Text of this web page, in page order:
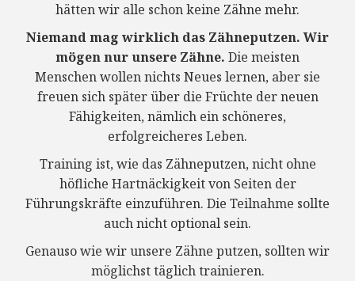
hätten wir alle schon keine Zähne mehr.
Niemand mag wirklich das Zähneputzen. Wir
mögen nur unsere Zähne. Die meisten
Menschen wollen nichts Neues lernen, aber sie
freuen sich später über die Früchte der neuen
Fähigkeiten, nämlich ein schöneres,
erfolgreicheres Leben.
Training ist, wie das Zähneputzen, nicht ohne
höfliche Hartnäckigkeit von Seiten der
Führungskräfte einzuführen. Die Teilnahme sollte
auch nicht optional sein.
Genauso wie wir unsere Zähne putzen, sollten wir
möglichst täglich trainieren.